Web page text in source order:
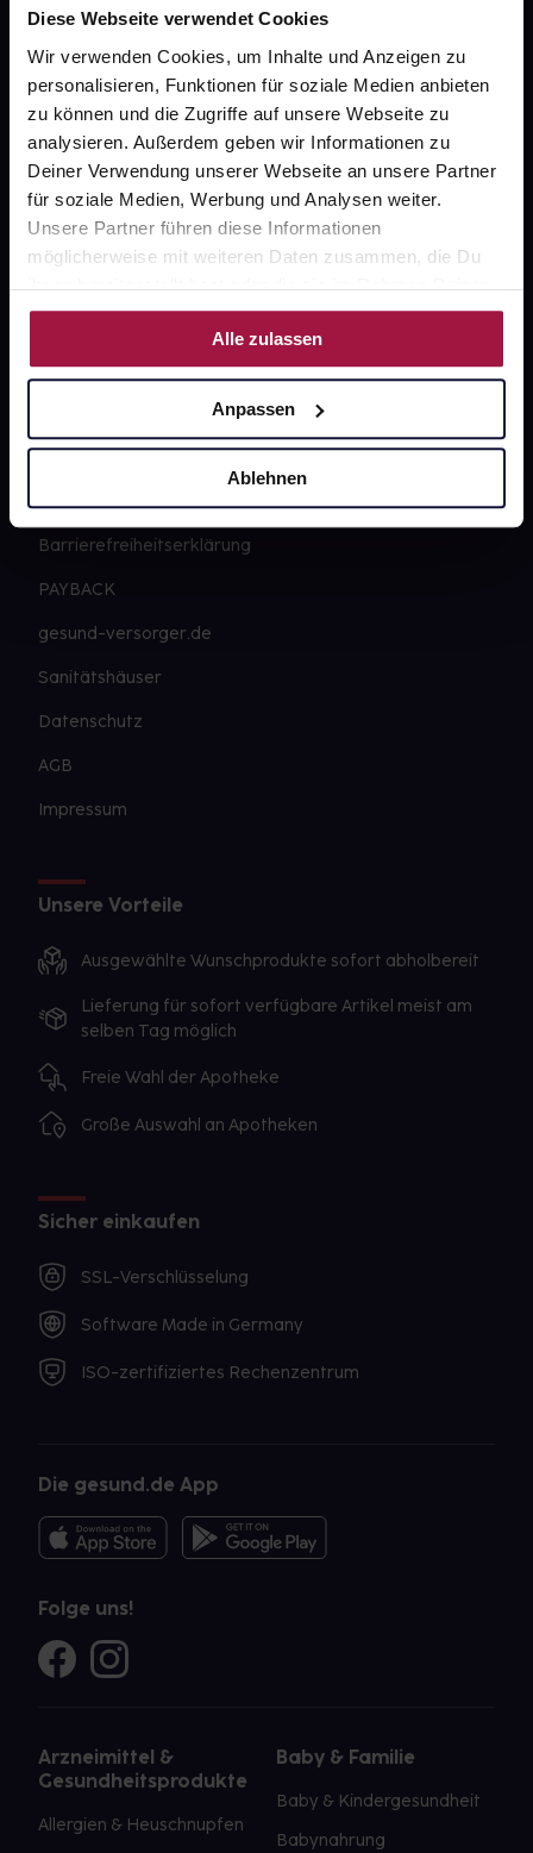
Diese Webseite verwendet Cookies
Wir verwenden Cookies, um Inhalte und Anzeigen zu
personalisieren, Funktionen für soziale Medien anbieten
zu können und die Zugriffe auf unsere Webseite zu
analysieren. Außerdem geben wir Informationen zu
Deiner Verwendung unserer Webseite an unsere Partner
für soziale Medien, Werbung und Analysen weiter.
Unsere Partner führen diese Informationen
möglicherweise mit weiteren Daten zusammen, die Du
ihnen bereitgestellt hast oder die sie im Rahmen Deiner
Nutzung der Dienste gesammelt haben.
Alle zulassen
Anpassen
Ablehnen
Fragen zu Deiner Bestellung?
Kontakt
FAQ
Widerrufsformular
Karriere
Newsletter
Barrierefreiheitserklärung
PAYBACK
gesund-versorger.de
Sanitätshäuser
Datenschutz
AGB
Impressum
Unsere Vorteile
Ausgewählte Wunschprodukte sofort abholbereit
Lieferung für sofort verfügbare Artikel meist am
selben Tag möglich
Freie Wahl der Apotheke
Große Auswahl an Apotheken
Sicher einkaufen
SSL-Verschlüsselung
Software Made in Germany
ISO-zertifiziertes Rechenzentrum
Die gesund.de App
Folge uns!
Arzneimittel &
Gesundheitsprodukte
Allergien & Heuschnupfen
Baby & Familie
Baby & Kindergesundheit
Babynahrung